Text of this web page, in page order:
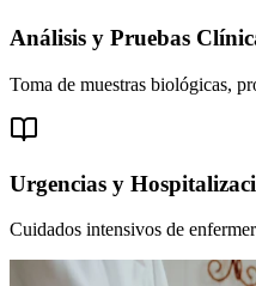
Análisis y Pruebas
Toma de muestras biológicas,
Urgencias y
Cuidados intensivos de